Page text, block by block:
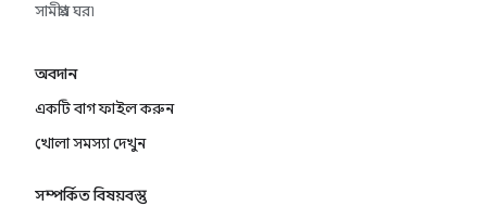
সামগ্রীর ঘর৷
অবদান
একটি বাগ ফাইল করুন
খোলা সমস্যা দেখুন
সম্পর্কিত বিষয়বস্তু